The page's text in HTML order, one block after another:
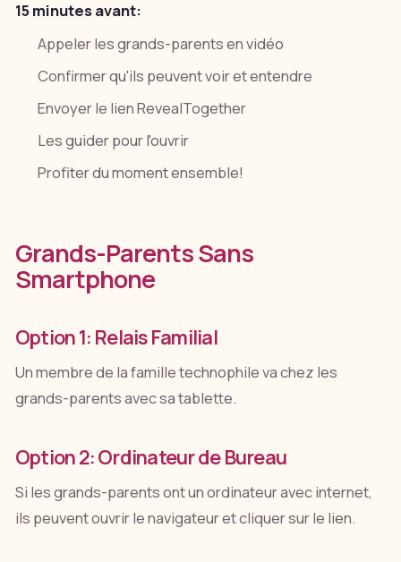
15 minutes avant:
Appeler les grands-parents en vidéo
Confirmer qu'ils peuvent voir et entendre
Envoyer le lien RevealTogether
Les guider pour l'ouvrir
Profiter du moment ensemble!
Grands-Parents Sans
Smartphone
Option 1: Relais Familial
Un membre de la famille technophile va chez les
grands-parents avec sa tablette.
Option 2: Ordinateur de Bureau
Si les grands-parents ont un ordinateur avec internet,
ils peuvent ouvrir le navigateur et cliquer sur le lien.